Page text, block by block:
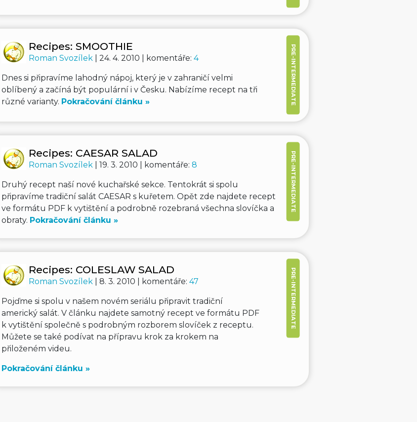
PRE-INTERMEDIATE
Recipes: SMOOTHIE
Roman Svozílek | 24. 4. 2010 | komentáře: 4
Dnes si připravíme lahodný nápoj, který je v zahraničí velmi
oblíbený a začíná být populární i v Česku. Nabízíme recept na tři
různé varianty. Pokračování článku »
PRE-INTERMEDIATE
Recipes: CAESAR SALAD
Roman Svozílek | 19. 3. 2010 | komentáře: 8
Druhý recept naší nové kuchařské sekce. Tentokrát si spolu
připravíme tradiční salát CAESAR s kuřetem. Opět zde najdete recept
ve formátu PDF k vytištění a podrobně rozebraná všechna slovíčka a
obraty. Pokračování článku »
PRE-INTERMEDIATE
Recipes: COLESLAW SALAD
Roman Svozílek | 8. 3. 2010 | komentáře: 47
Pojďme si spolu v našem novém seriálu připravit tradiční
americký salát. V článku najdete samotný recept ve formátu PDF
k vytištění společně s podrobným rozborem slovíček z receptu.
Můžete se také podívat na přípravu krok za krokem na
přiloženém videu.
Pokračování článku »